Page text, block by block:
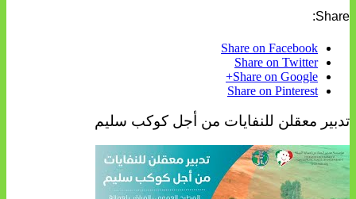
Share:
Share on Facebook
Share on Twitter
Share on Google+
Share on Pinterest
تدبير معقلن للنفايات من أجل كوكب سليم